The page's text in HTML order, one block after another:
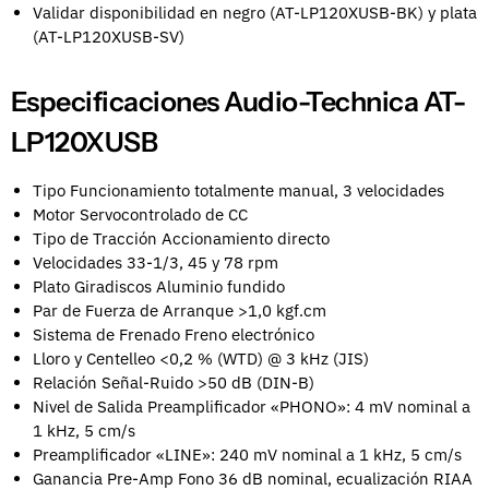
Validar disponibilidad en negro (AT-LP120XUSB-BK) y plata
(AT-LP120XUSB-SV)
Especificaciones Audio-Technica AT-
LP120XUSB
Tipo Funcionamiento totalmente manual, 3 velocidades
Motor Servocontrolado de CC
Tipo de Tracción Accionamiento directo
Velocidades 33-1/3, 45 y 78 rpm
Plato Giradiscos Aluminio fundido
Par de Fuerza de Arranque >1,0 kgf.cm
Sistema de Frenado Freno electrónico
Lloro y Centelleo <0,2 % (WTD) @ 3 kHz (JIS)
Relación Señal-Ruido >50 dB (DIN-B)
Nivel de Salida Preamplificador «PHONO»: 4 mV nominal a
1 kHz, 5 cm/s
Preamplificador «LINE»: 240 mV nominal a 1 kHz, 5 cm/s
Ganancia Pre-Amp Fono 36 dB nominal, ecualización RIAA